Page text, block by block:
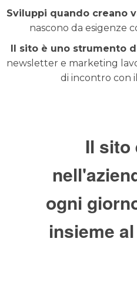
Sviluppi quando creano
nascono da esigenze
Il sito è uno strumento
newsletter e marketing
di incontro con
Il sito
ogni
insieme